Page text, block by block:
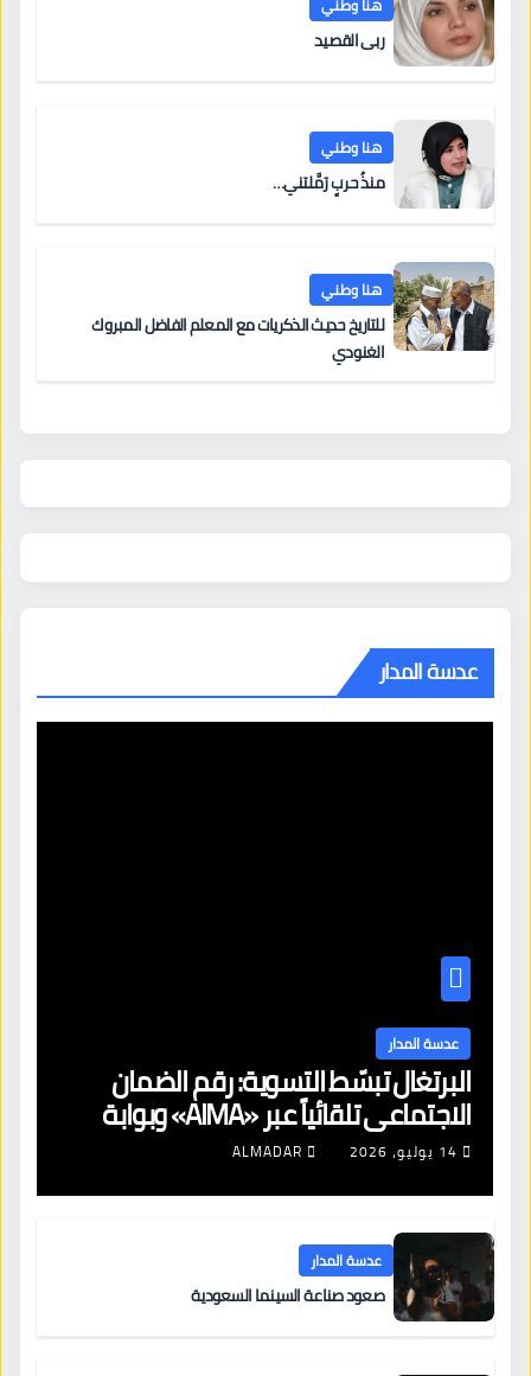
ربى القصيد
هنا وطني
منذُ حربٍ رَمَّلتني…
هنا وطني
للتاريخ حديث الذكريات مع المعلم الفاضل المبروك
الغنودي
عدسة المدار
عدسة المدار
البرتغال تبسّط التسوية: رقم الضمان
الاجتماعي تلقائياً عبر «AIMA» وبوابة
جديدة لتجديد الإقامات
14 يوليو، 2026 ALMADAR
عدسة المدار
صعود صناعة السينما السعودية